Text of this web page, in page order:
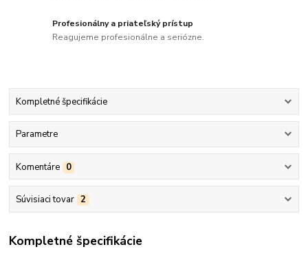
Profesionálny a priateľský prístup
Reagujeme profesionálne a seriózne.
Kompletné špecifikácie
Parametre
Komentáre 0
Súvisiaci tovar 2
Kompletné špecifikácie